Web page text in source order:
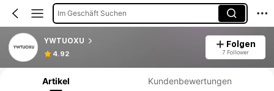
Im Geschäft Suchen
YWTUOXU
4.92
Folgen
7 Follower
Produktinformation: Preisangabe, Verkaufs- und Lagerbestandsdetails.
Artikel Kundenbewertungen